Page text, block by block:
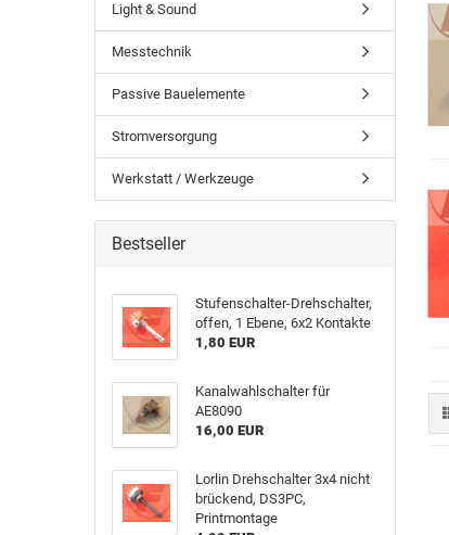
Light & Sound
Messtechnik
Passive Bauelemente
Stromversorgung
Werkstatt / Werkzeuge
Bestseller
Stufenschalter-Drehschalter,
offen, 1 Ebene, 6x2 Kontakte
1,80 EUR
Kanalwahlschalter für
AE8090
16,00 EUR
Lorlin Drehschalter 3x4 nicht
brückend, DS3PC,
Printmontage